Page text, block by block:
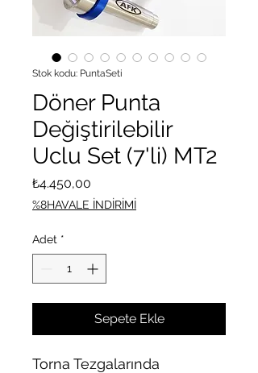
Stok kodu: PuntaSeti
Döner Punta
Değiştirilebilir
Uclu Set (7'li) MT2
₺4.450,00
%8HAVALE İNDİRİMİ
Adet *
Sepete Ekle
Torna Tezgalarında